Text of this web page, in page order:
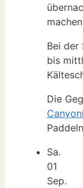
Bei der
bis
Die
Sa.
01
Sep.